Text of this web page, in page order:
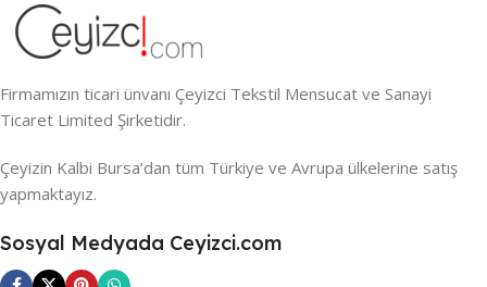
Firmamızın ticari ünvanı Çeyizci Tekstil Mensucat ve Sanayi
Ticaret Limited Şirketidir.
Çeyizin Kalbi Bursa’dan tüm Türkiye ve Avrupa ülkelerine satış
yapmaktayız.
Sosyal Medyada Ceyizci.com